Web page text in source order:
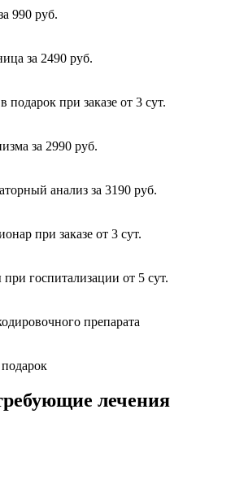
990 руб.
за 2490 руб.
в подарок при заказе от 3 сут.
за 2990 руб.
анализ за 3190 руб.
при заказе от 3 сут.
при госпитализации от 5 сут.
препарата
лечения